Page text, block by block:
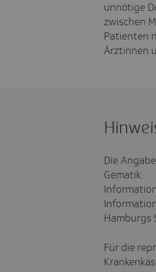
unnötige
zwischen
Patienten
Ärztinnen
Die
Gematik.
Hamburgs
Für die